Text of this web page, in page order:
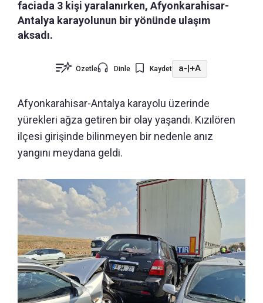
faciada 3 kişi yaralanırken, Afyonkarahisar-
Antalya karayolunun bir yönünde ulaşım
aksadı.
Özetle Dinle Kaydet a-|+A
Afyonkarahisar-Antalya karayolu üzerinde
yürekleri ağza getiren bir olay yaşandı. Kızılören
ilçesi girişinde bilinmeyen bir nedenle anız
yangını meydana geldi.